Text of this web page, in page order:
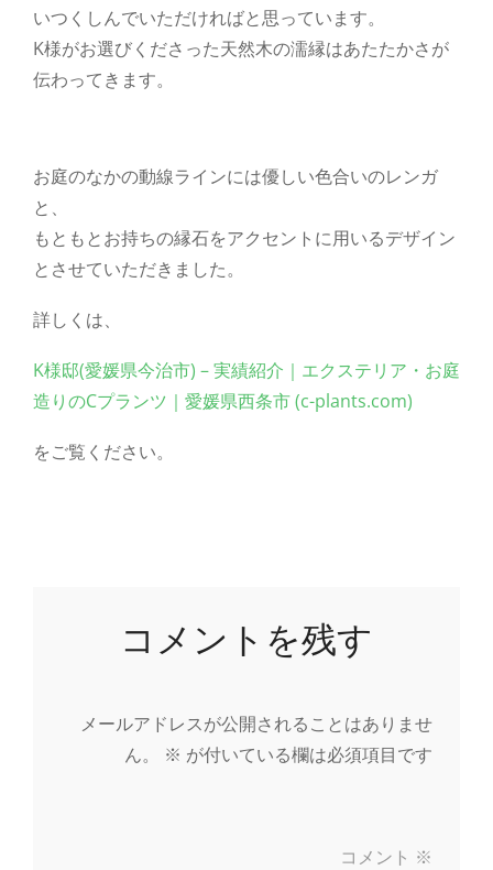
いつくしんでいただければと思っています。
K様がお選びくださった天然木の濡縁はあたたかさが
伝わってきます。
お庭のなかの動線ラインには優しい色合いのレンガ
と、
もともとお持ちの縁石をアクセントに用いるデザイン
とさせていただきました。
詳しくは、
K様邸(愛媛県今治市) – 実績紹介｜エクステリア・お庭
造りのCプランツ｜愛媛県西条市 (c-plants.com)
をご覧ください。
コメントを残す
メールアドレスが公開されることはありませ
ん。
※ が付いている欄は必須項目です
コメント ※